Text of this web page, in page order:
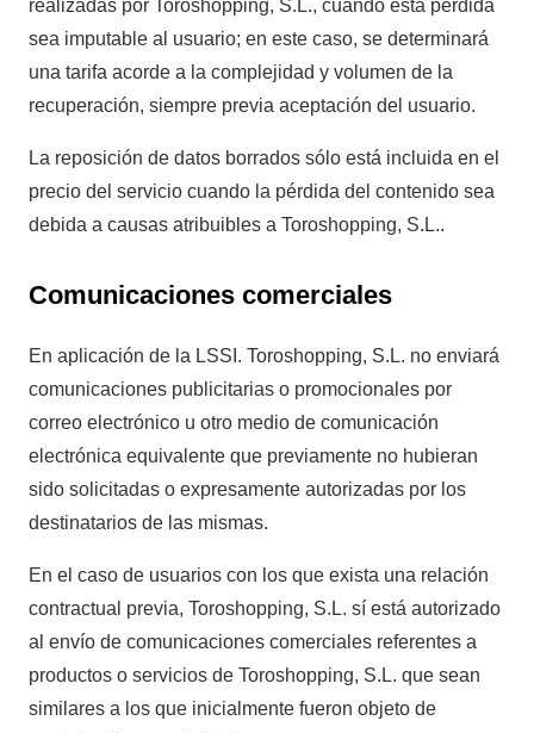
realizadas por Toroshopping, S.L., cuando esta pérdida
sea imputable al usuario; en este caso, se determinará
una tarifa acorde a la complejidad y volumen de la
recuperación, siempre previa aceptación del usuario.
La reposición de datos borrados sólo está incluida en el
precio del servicio cuando la pérdida del contenido sea
debida a causas atribuibles a Toroshopping, S.L..
Comunicaciones comerciales
En aplicación de la LSSI. Toroshopping, S.L. no enviará
comunicaciones publicitarias o promocionales por
correo electrónico u otro medio de comunicación
electrónica equivalente que previamente no hubieran
sido solicitadas o expresamente autorizadas por los
destinatarios de las mismas.
En el caso de usuarios con los que exista una relación
contractual previa, Toroshopping, S.L. sí está autorizado
al envío de comunicaciones comerciales referentes a
productos o servicios de Toroshopping, S.L. que sean
similares a los que inicialmente fueron objeto de